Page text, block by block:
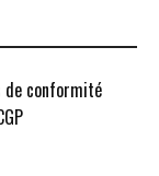
de conformité